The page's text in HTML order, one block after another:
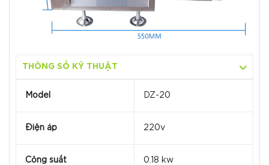
THÔNG SỐ KỸ THUẬT
Model DZ-20
Điện áp 220v
Công suất 0.18 kw